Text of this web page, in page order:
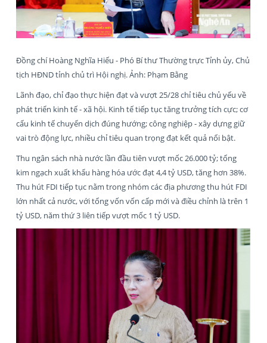
Đồng chí Hoàng Nghĩa Hiếu - Phó Bí thư Thường trực Tỉnh ủy, Chủ
tịch HĐND tỉnh chủ trì Hội nghị. Ảnh: Phạm Bằng
Lãnh đạo, chỉ đạo thực hiện đạt và vượt 25/28 chỉ tiêu chủ yếu về
phát triển kinh tế - xã hội. Kinh tế tiếp tục tăng trưởng tích cực; cơ
cấu kinh tế chuyển dịch đúng hướng; công nghiệp - xây dựng giữ
vai trò động lực, nhiều chỉ tiêu quan trọng đạt kết quả nổi bật.
Thu ngân sách nhà nước lần đầu tiên vượt mốc 26.000 tỷ; tổng
kim ngạch xuất khẩu hàng hóa ước đạt 4,4 tỷ USD, tăng hơn 38%.
Thu hút FDI tiếp tục nằm trong nhóm các địa phương thu hút FDI
lớn nhất cả nước, với tổng vốn vốn cấp mới và điều chỉnh là trên 1
tỷ USD, năm thứ 3 liên tiếp vượt mốc 1 tỷ USD.